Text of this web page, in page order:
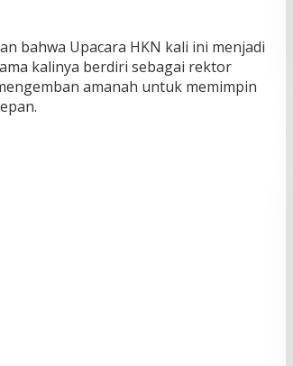
bahwa Upacara HKN kali ini menjadi
kalinya berdiri sebagai rektor
amanah untuk memimpin